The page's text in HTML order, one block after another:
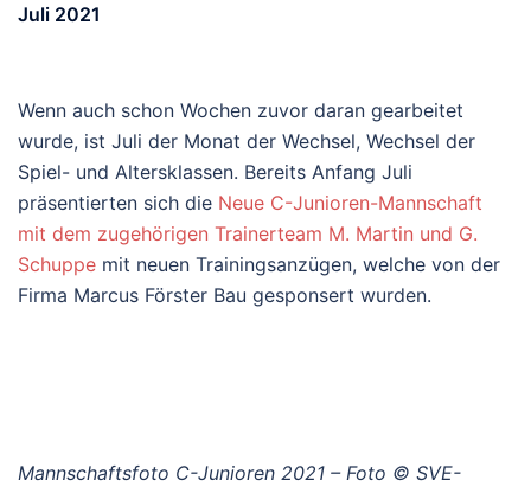
Juli 2021
Wenn auch schon Wochen zuvor daran gearbeitet
wurde, ist Juli der Monat der Wechsel, Wechsel der
Spiel- und Altersklassen. Bereits Anfang Juli
präsentierten sich die Neue C-Junioren-Mannschaft
mit dem zugehörigen Trainerteam M. Martin und G.
Schuppe mit neuen Trainingsanzügen, welche von der
Firma Marcus Förster Bau gesponsert wurden.
Mannschaftsfoto C-Junioren 2021 – Foto © SVE-